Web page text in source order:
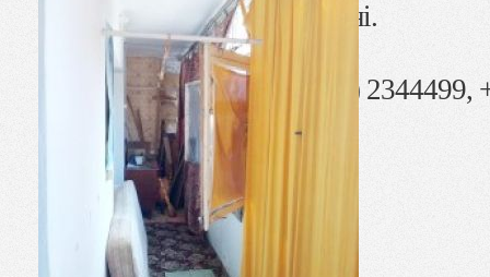
Квартира у житловому стані.
Ціна: 30 000 $
АН «Житло» тел. +38 (096) 2344499,
+38 (06153) 44499,